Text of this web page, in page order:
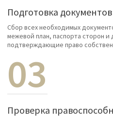
Подготовка документов
Сбор всех необходимых
межевой план, паспорта сторон и
подтверждающие право
03
Проверка